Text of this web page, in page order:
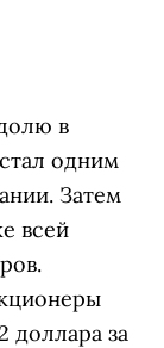
в
одним
Затем
всей
доллара за